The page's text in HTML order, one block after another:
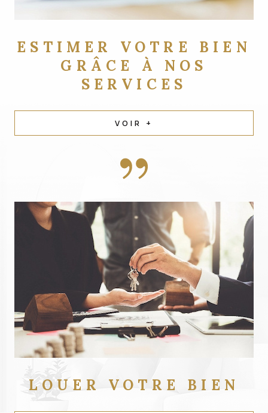
ESTIMER VOTRE BIEN
GRÂCE À NOS
SERVICES
VOIR +
LOUER VOTRE BIEN